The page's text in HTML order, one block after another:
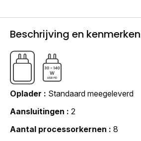
Beschrijving en kenmerken
Oplader
Standaard meegeleverd
Aansluitingen
2
Aantal processorkernen
8